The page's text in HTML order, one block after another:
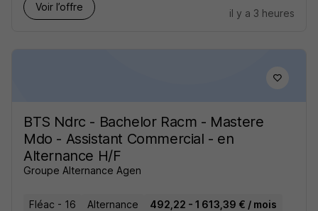
Voir l’offre
il y a 3 heures
BTS Ndrc - Bachelor Racm - Mastere
Mdo - Assistant Commercial - en
Alternance H/F
Groupe Alternance Agen
Fléac - 16 Alternance
492,22 - 1 613,39 € / mois